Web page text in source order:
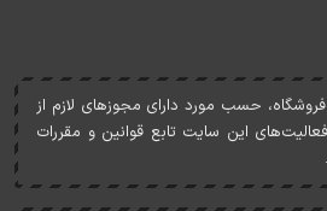
حسب مورد دارای مجوزهای لازم از
اين سايت تابع قوانين و مقررات